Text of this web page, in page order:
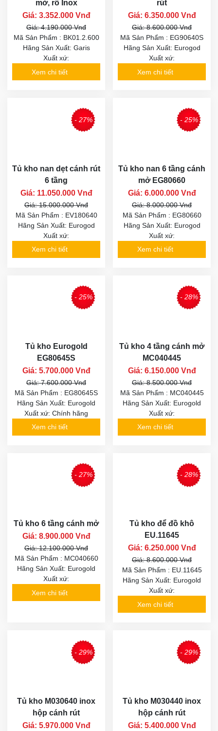
mở, rổ Inox
Giá: 3.352.000 Vnđ
Giá: 4.190.000 Vnđ
Mã Sản Phẩm : BK01.2.600
Hãng Sản Xuất: Garis
Xuất xứ:
Xem chi tiết
rút
Giá: 6.350.000 Vnđ
Giá: 8.600.000 Vnđ
Mã Sản Phẩm : EG90640S
Hãng Sản Xuất: Eurogod
Xuất xứ:
Xem chi tiết
- 27%
Tủ kho nan dẹt cánh rút
6 tầng
Giá: 11.050.000 Vnđ
Giá: 15.000.000 Vnđ
Mã Sản Phẩm : EV180640
Hãng Sản Xuất: Eurogod
Xuất xứ:
Xem chi tiết
- 25%
Tủ kho nan 6 tầng cánh
mở EG80660
Giá: 6.000.000 Vnđ
Giá: 8.000.000 Vnđ
Mã Sản Phẩm : EG80660
Hãng Sản Xuất: Eurogod
Xuất xứ:
Xem chi tiết
- 25%
Tủ kho Eurogold
EG80645S
Giá: 5.700.000 Vnđ
Giá: 7.600.000 Vnđ
Mã Sản Phẩm : EG80645S
Hãng Sản Xuất: Eurogold
Xuất xứ: Chính hãng
Xem chi tiết
- 28%
Tủ kho 4 tầng cánh mở
MC040445
Giá: 6.150.000 Vnđ
Giá: 8.500.000 Vnđ
Mã Sản Phẩm : MC040445
Hãng Sản Xuất: Eurogold
Xuất xứ:
Xem chi tiết
- 27%
Tủ kho 6 tầng cánh mở
Giá: 8.900.000 Vnđ
Giá: 12.100.000 Vnđ
Mã Sản Phẩm : MC040660
Hãng Sản Xuất: Eurogold
Xuất xứ:
Xem chi tiết
- 28%
Tủ kho để đồ khô
EU.11645
Giá: 6.250.000 Vnđ
Giá: 8.600.000 Vnđ
Mã Sản Phẩm : EU.11645
Hãng Sản Xuất: Eurogold
Xuất xứ:
Xem chi tiết
- 29%
Tủ kho M030640 inox
hộp cánh rút
Giá: 5.970.000 Vnđ
- 29%
Tủ kho M030440 inox
hộp cánh rút
Giá: 5.400.000 Vnđ